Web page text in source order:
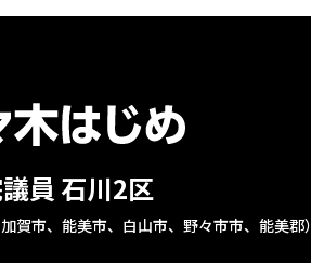
員 石川2区
加賀市、能美市、白山市、野々市市、能美郡）